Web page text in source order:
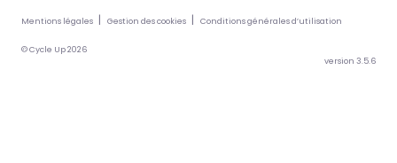
Mentions légales Gestion des cookies Conditions générales d’utilisation
© Cycle Up 2026
version 3.5.6